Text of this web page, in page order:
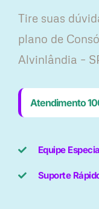
Tire suas
plano ​de
Alvinlândia –
Atendimento
Equipe
Suporte